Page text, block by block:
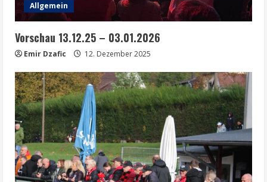
Allgemein
Vorschau 13.12.25 – 03.01.2026
Emir Dzafic 12. Dezember 2025